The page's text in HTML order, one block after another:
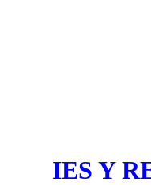
IES Y